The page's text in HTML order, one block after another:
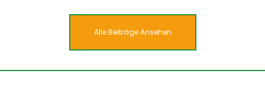
Alle Beiträge Ansehen